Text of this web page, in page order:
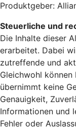
Produktgeber:
Steuerliche und
Die Inhalte dieser
erarbeitet. Dabei
zutreffende und
Gleichwohl
übernimmt keine
Genauigkeit,
Informationen und
Fehler oder